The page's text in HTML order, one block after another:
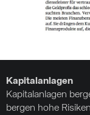
Kapitalanlagen
Kapitalanlagen
bergen hohe